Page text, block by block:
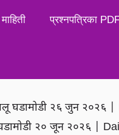
प्रश्नपत्रिका
घडामोडी २६ जुन
घडामोडी २० जून २०२६ |